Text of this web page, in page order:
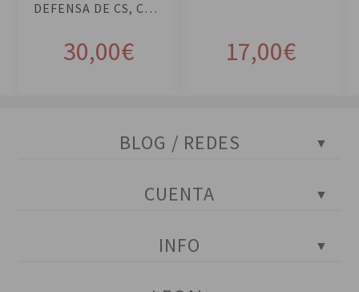
DEFENSA DE CS, CN Y
30,00€ 17,00€
BLOG / REDES
Tests policialesCUENTA
INFO